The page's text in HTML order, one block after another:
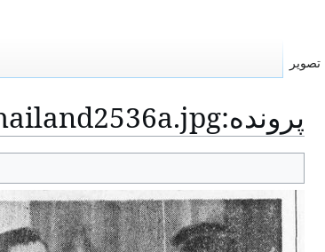
پرونده:
به
ناوبری
به
جستجو
تصویر